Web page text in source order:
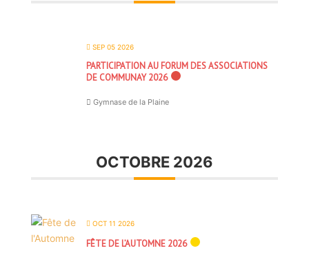
SEP 05 2026
PARTICIPATION AU FORUM DES ASSOCIATIONS
DE COMMUNAY 2026
Gymnase de la Plaine
OCTOBRE 2026
OCT 11 2026
FÊTE DE L’AUTOMNE 2026